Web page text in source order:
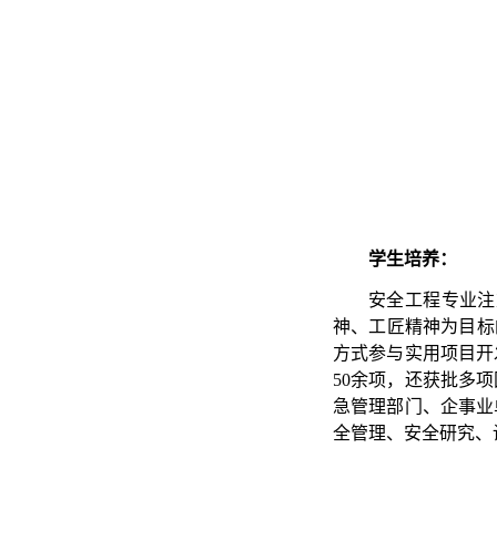
学生培养：
安全工程专业
神、工匠精神为目
方式参与实用项目
50余项，还获批多
急管理部门、企事
全管理、安全研究